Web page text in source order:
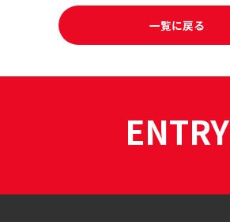
一覧に戻る
ENTRY